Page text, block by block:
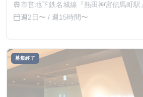
train市営地下鉄名城線『熱田神宮伝馬町
calendar_today週2日〜 / 週15時間〜
募集終了